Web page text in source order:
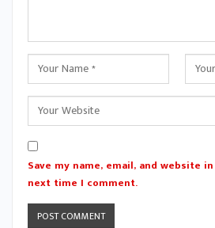
Save my name, email, and website
next time I comment.